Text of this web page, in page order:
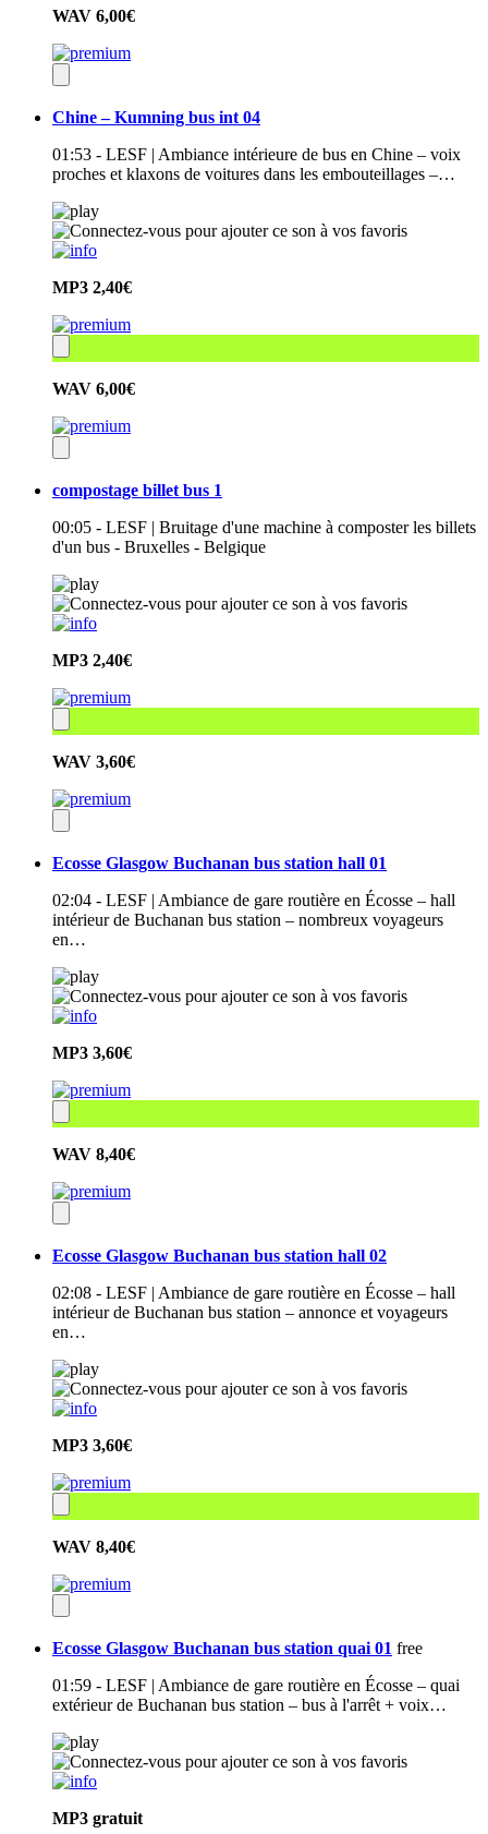
WAV 6,00€
Chine – Kumning bus int 04
01:53 - LESF | Ambiance intérieure de bus en Chine – voix
proches et klaxons de voitures dans les embouteillages –…
MP3 2,40€
WAV 6,00€
compostage billet bus 1
00:05 - LESF | Bruitage d'une machine à composter les billets
d'un bus - Bruxelles - Belgique
MP3 2,40€
WAV 3,60€
Ecosse Glasgow Buchanan bus station hall 01
02:04 - LESF | Ambiance de gare routière en Écosse – hall
intérieur de Buchanan bus station – nombreux voyageurs
en…
MP3 3,60€
WAV 8,40€
Ecosse Glasgow Buchanan bus station hall 02
02:08 - LESF | Ambiance de gare routière en Écosse – hall
intérieur de Buchanan bus station – annonce et voyageurs
en…
MP3 3,60€
WAV 8,40€
Ecosse Glasgow Buchanan bus station quai 01 free
01:59 - LESF | Ambiance de gare routière en Écosse – quai
extérieur de Buchanan bus station – bus à l'arrêt + voix…
MP3 gratuit